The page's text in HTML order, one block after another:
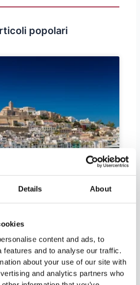
Details About
content and ads, to
features and to analyse our traffic.
about your use of our site with
and analytics partners who
popolari